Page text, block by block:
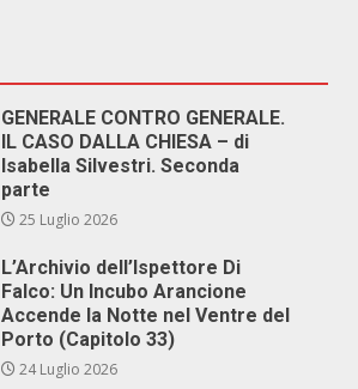
GENERALE CONTRO GENERALE.
IL CASO DALLA CHIESA – di
Isabella Silvestri. Seconda
parte
25 Luglio 2026
L’Archivio dell’Ispettore Di
Falco: Un Incubo Arancione
Accende la Notte nel Ventre del
Porto (Capitolo 33)
24 Luglio 2026